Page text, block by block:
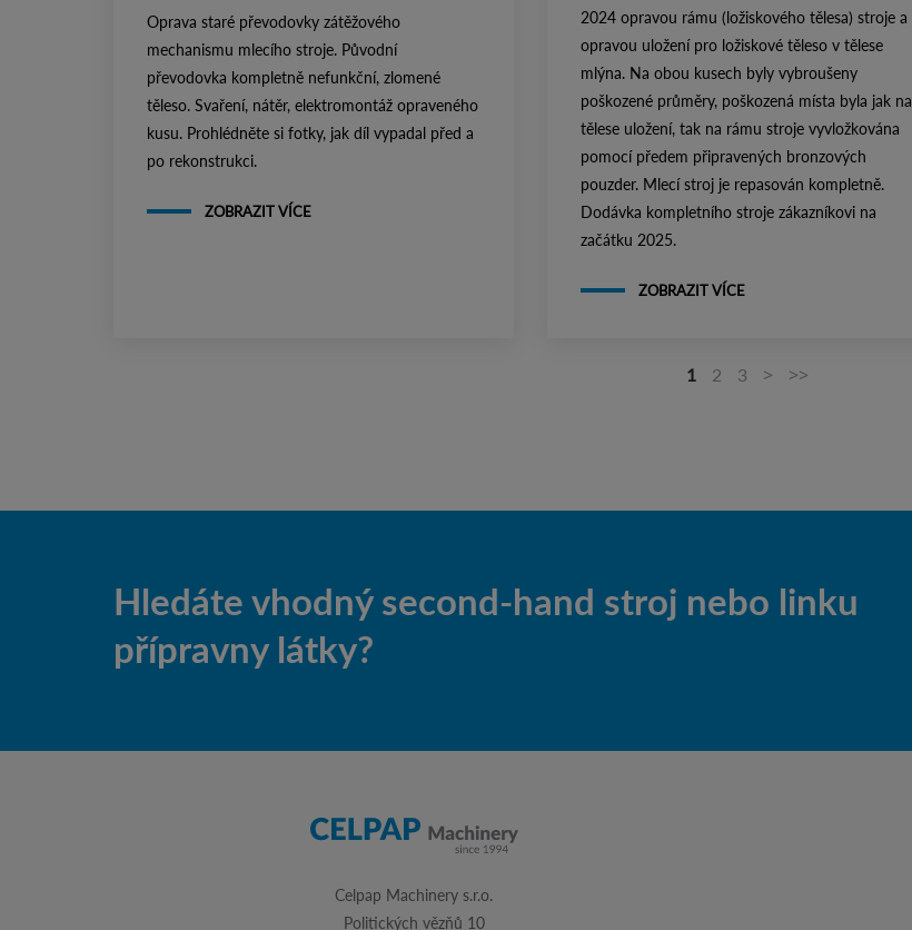
Oprava staré převodovky zátěžového
mechanismu mlecího stroje. Původní
převodovka kompletně nefunkční, zlomené
těleso. Svaření, nátěr, elektromontáž opraveného
kusu. Prohlédněte si fotky, jak díl vypadal před a
po rekonstrukci.
ZOBRAZIT VÍCE
2024 opravou rámu (ložiskového tělesa) stroje a
opravou uložení pro ložiskové těleso v tělese
mlýna. Na obou kusech byly vybroušeny
poškozené průměry, poškozená místa byla jak na
tělese uložení, tak na rámu stroje vyvložkována
pomocí předem připravených bronzových
pouzder. Mlecí stroj je repasován kompletně.
Dodávka kompletního stroje zákazníkovi na
začátku 2025.
ZOBRAZIT VÍCE
1 2 3 > >>
Hledáte vhodný second-hand stroj nebo linku
přípravny látky?
Celpap Machinery s.r.o.
Politických vězňů 10